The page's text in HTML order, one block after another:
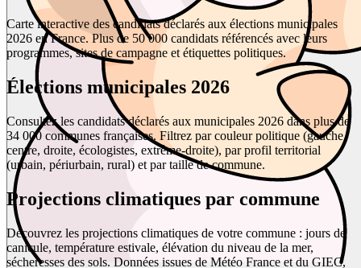
Carte interactive des candidats déclarés aux élections municipales
2026 en France. Plus de 50 000 candidats référencés avec leurs
programmes, sites de campagne et étiquettes politiques.
Élections municipales 2026
Consultez les candidats déclarés aux municipales 2026 dans plus de
34 000 communes françaises. Filtrez par couleur politique (gauche,
centre, droite, écologistes, extrême-droite), par profil territorial
(urbain, périurbain, rural) et par taille de commune.
Projections climatiques par commune
Découvrez les projections climatiques de votre commune : jours de
canicule, température estivale, élévation du niveau de la mer,
sécheresses des sols. Données issues de Météo France et du GIEC,